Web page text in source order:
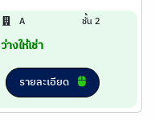
A ชั้น 2
ว่างให้เช่า
รายละเอียด